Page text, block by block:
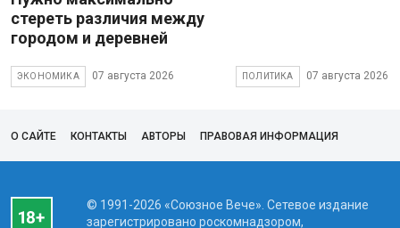
стереть различия между
городом и деревней
ЭКОНОМИКА 07 августа 2026 ПОЛИТИКА 07 августа 2026
О САЙТЕ КОНТАКТЫ АВТОРЫ ПРАВОВАЯ ИНФОРМАЦИЯ
© 1991-2026 «Союзное Вече». Сетевое издание
зарегистрировано роскомнадзором,